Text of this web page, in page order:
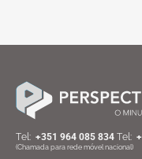
Тel: +351 964 085 834 Тel:
(Chamada para rede móvel nacional)